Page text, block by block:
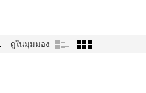
ดูในมุมมอง: